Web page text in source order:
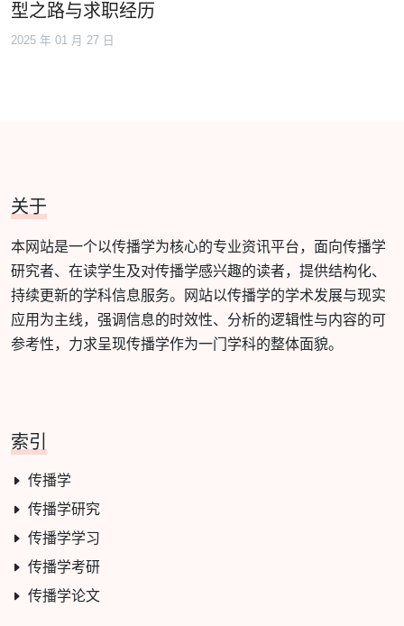
型之路与求职经历
2025 年 01 月 27 日
关于
本网站是一个以传播学为核心的专业资讯平台，面向传播学
研究者、在读学生及对传播学感兴趣的读者，提供结构化、
持续更新的学科信息服务。网站以传播学的学术发展与现实
应用为主线，强调信息的时效性、分析的逻辑性与内容的可
参考性，力求呈现传播学作为一门学科的整体面貌。
索引
传播学
传播学研究
传播学学习
传播学考研
传播学论文